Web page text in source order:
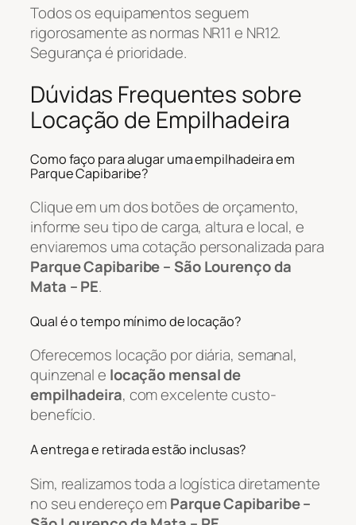
Todos os equipamentos seguem
rigorosamente as normas NR11 e NR12.
Segurança é prioridade.
Dúvidas Frequentes sobre
Locação de Empilhadeira
Como faço para alugar uma empilhadeira em
Parque Capibaribe?
Clique em um dos botões de orçamento,
informe seu tipo de carga, altura e local, e
enviaremos uma cotação personalizada para
Parque Capibaribe – São Lourenço da
Mata – PE.
Qual é o tempo mínimo de locação?
Oferecemos locação por diária, semanal,
quinzenal e locação mensal de
empilhadeira, com excelente custo-
benefício.
A entrega e retirada estão inclusas?
Sim, realizamos toda a logística diretamente
no seu endereço emParque Capibaribe –